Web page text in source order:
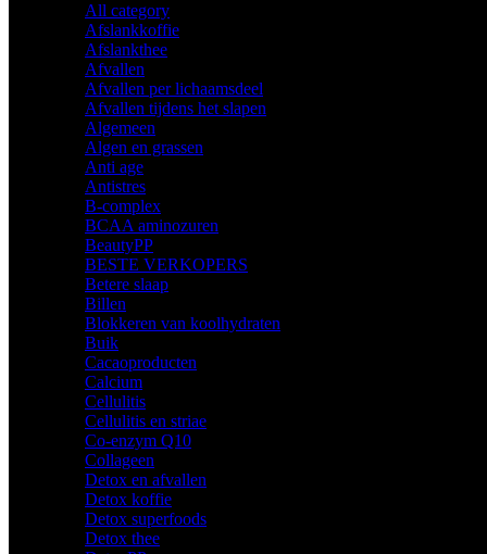
All category
Afslankkoffie
Afslankthee
Afvallen
Afvallen per lichaamsdeel
Afvallen tijdens het slapen
Algemeen
Algen en grassen
Anti age
Antistres
B-complex
BCAA aminozuren
BeautyPP
BESTE VERKOPERS
Betere slaap
Billen
Blokkeren van koolhydraten
Buik
Cacaoproducten
Calcium
Cellulitis
Cellulitis en striae
Co-enzym Q10
Collageen
Detox en afvallen
Detox koffie
Detox superfoods
Detox thee